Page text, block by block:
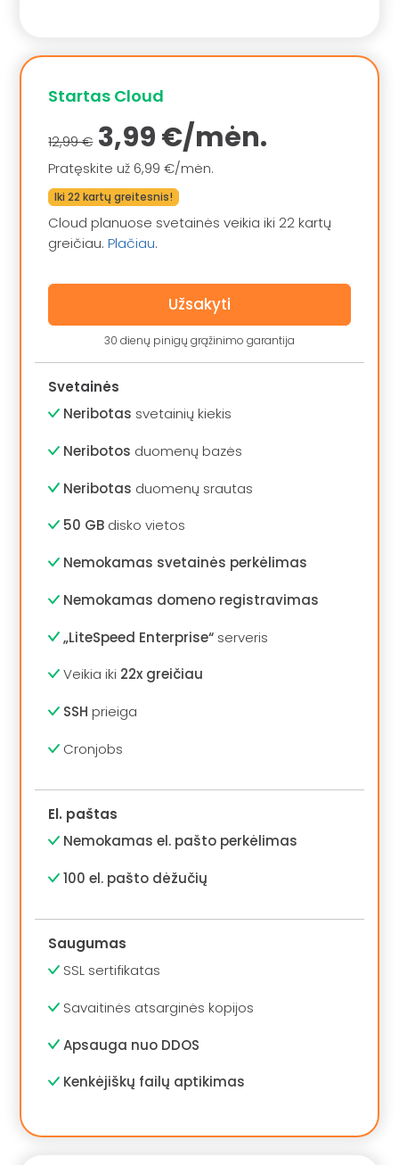
Startas Cloud
12,99 €3,99 €/mėn.
Pratęskite už 6,99 €/mėn.
Iki 22 kartų greitesnis!
Cloud planuose svetainės veikia iki 22 kartų
greičiau.Plačiau.
Užsakyti
30 dienų pinigų grąžinimo garantija
Svetainės
Neribotas svetainių kiekis
Neribotos duomenų bazės
Neribotas duomenų srautas
50 GB disko vietos
Nemokamas svetainės perkėlimas
Nemokamas domeno registravimas
„LiteSpeed Enterprise“ serveris
Veikia iki 22x greičiau
SSH prieiga
Cronjobs
El. paštas
Nemokamas el. pašto perkėlimas
100 el. pašto dėžučių
Saugumas
SSL sertifikatas
Savaitinės atsarginės kopijos
Apsauga nuo DDOS
Kenkėjiškų failų aptikimas